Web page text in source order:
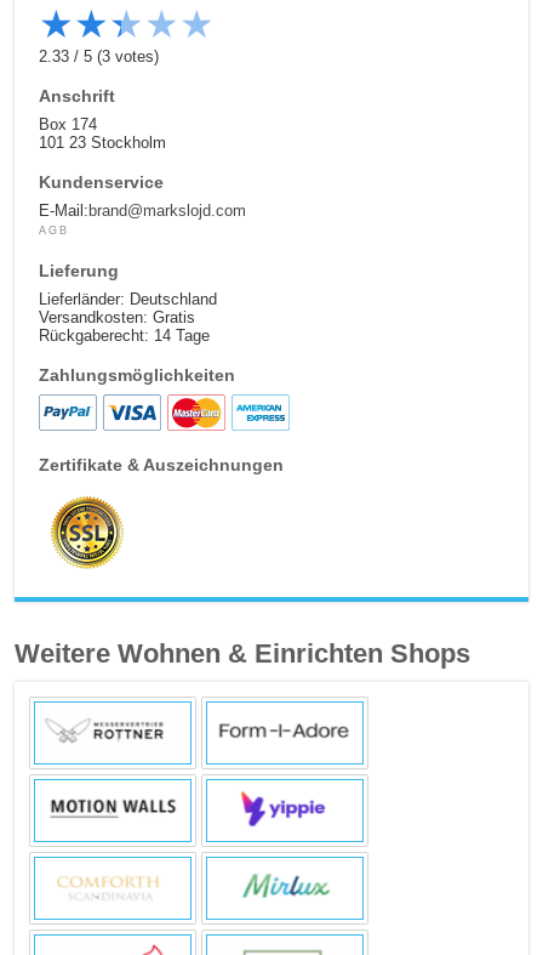
★★★★★
2.33/5 (3 votes)
Anschrift
Box 174
101 23 Stockholm
Kundenservice
E-Mail: brand@markslojd.com
AGB
Lieferung
Lieferländer: Deutschland
Versandkosten: Gratis
Rückgaberecht: 14 Tage
Zahlungsmöglichkeiten
Zertifikate & Auszeichnungen
Weitere Wohnen & Einrichten Shops